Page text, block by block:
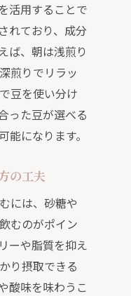
活用することで
れており、成分
ば、朝は浅煎り
煎りでリラッ
豆を使い分け
った豆が選べる
能になります。
の工夫
には、砂糖や
むのがポイン
ーや脂質を抑え
り摂取できる
酸味を味わうこ